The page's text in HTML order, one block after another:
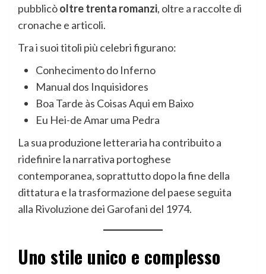
pubblicòoltre trenta romanzi, oltre a raccolte di
cronache e articoli.
Tra i suoi titoli più celebri figurano:
Conhecimento do Inferno
Manual dos Inquisidores
Boa Tarde às Coisas Aqui em Baixo
Eu Hei-de Amar uma Pedra
La sua produzione letteraria ha contribuito a
ridefinire la narrativa portoghese
contemporanea, soprattutto dopo la fine della
dittatura e la trasformazione del paese seguita
alla Rivoluzione dei Garofani del 1974.
Uno stile unico e complesso